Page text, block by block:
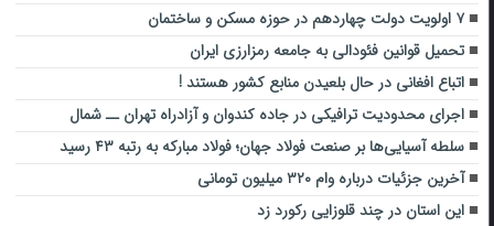
۷ اولویت دولت چهاردهم در حوزه مسکن و ساختمان
تحمیل قوانین فئودالی به جامعه رمزارزی ایران
اتباع افغانی در حال بلعیدن منابع کشور هستند !
اجرای محدودیت ترافیکی در جاده کندوان و آزادراه تهران ــ شمال
سلطه آسیایی‌ها بر صنعت فولاد جهان؛ فولاد مبارکه به رتبه ۴۳ رسید
آخرین جزئیات درباره وام ۳۲۰ میلیون تومانی
این استان در چند قلوزایی رکورد زد